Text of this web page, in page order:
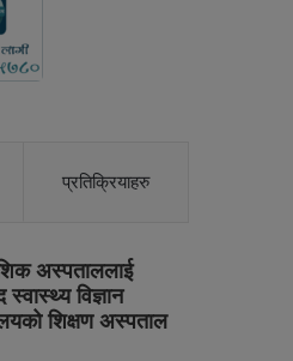
प्रतिक्रियाहरु
अस्पताललाई
विज्ञान
शिक्षण अस्पताल